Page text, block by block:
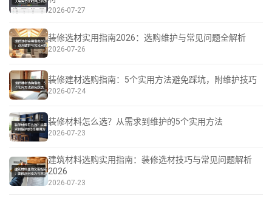
2026-07-27
装修选材实用指南2026：选购维护与常见问题全解析
2026-07-26
装修建材选购指南：5个实用方法避免踩坑，附维护技巧
2026-07-24
装修材料怎么选？从需求到维护的5个实用方法
2026-07-23
建筑材料选购实用指南：装修选材技巧与常见问题解析
2026
2026-07-23